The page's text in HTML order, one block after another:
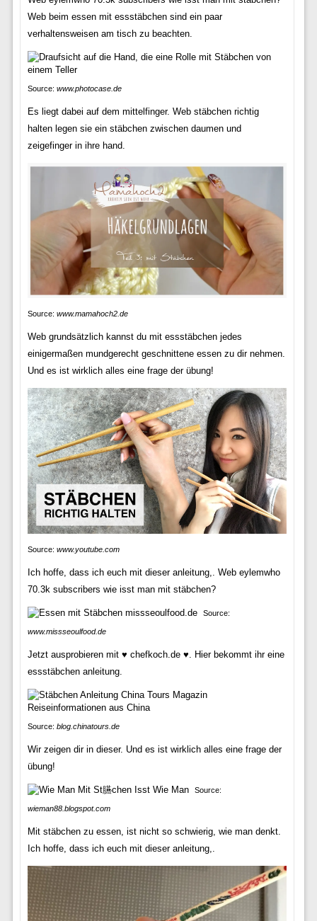
Web beim essen mit essstäbchen sind ein paar
verhaltensweisen am tisch zu beachten.
Source: www.photocase.de
Es liegt dabei auf dem mittelfinger. Web stäbchen richtig
halten legen sie ein stäbchen zwischen daumen und
zeigefinger in ihre hand.
Source: www.mamahoch2.de
Web grundsätzlich kannst du mit essstäbchen jedes
einigermaßen mundgerecht geschnittene essen zu dir nehmen.
Und es ist wirklich alles eine frage der übung!
Source: www.youtube.com
Ich hoffe, dass ich euch mit dieser anleitung,. Web eylemwho
70.3k subscribers wie isst man mit stäbchen?
Source:
www.missseoulfood.de
Jetzt ausprobieren mit ♥ chefkoch.de ♥. Hier bekommt ihr eine
essstäbchen anleitung.
Source: blog.chinatours.de
Wir zeigen dir in dieser. Und es ist wirklich alles eine frage der
übung!
Source:
wieman88.blogspot.com
Mit stäbchen zu essen, ist nicht so schwierig, wie man denkt.
Ich hoffe, dass ich euch mit dieser anleitung,.